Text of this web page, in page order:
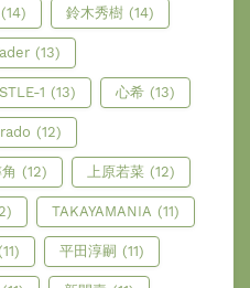
(14) 鈴木秀樹 (14)
(13)
1 (13) 心希 (13)
(12)
(12) 上原若菜 (12)
TAKAYAMANIA (11)
平田淳嗣 (11)